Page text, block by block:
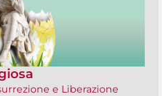
e Liberazione